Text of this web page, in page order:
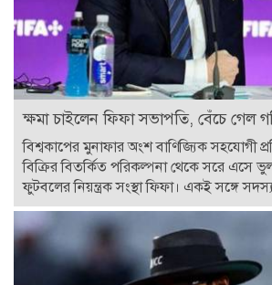
ক্ষমা চাইলেন ফিফা সভাপতি, বেঁচে গেল
বিশ্বকাপের মুনাফার অংশ বাণিজ্যিক সহযোগী
বিক্রির বিতর্কিত পরিকল্পনা থেকে সরে এসে ভুল
ফুটবলের নিয়ন্ত্রক সংস্থা ফিফা। একই সঙ্গে